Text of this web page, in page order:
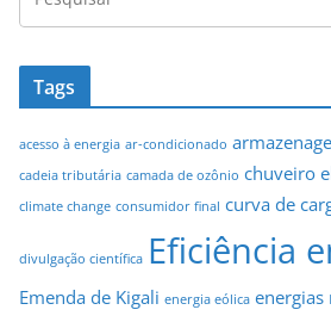
Tags
acesso à energia ar-condicionado
cadeia tributária camada de ozônio chuveiro
climate change consumidor final curva de
divulgação científica Eficiência
Emenda de Kigali energia eólica energias